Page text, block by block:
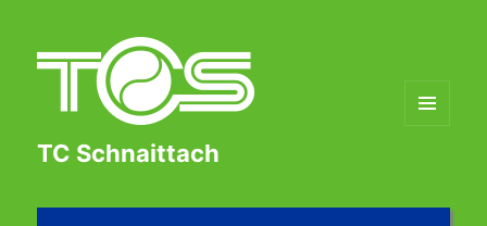
TC Schnaittach